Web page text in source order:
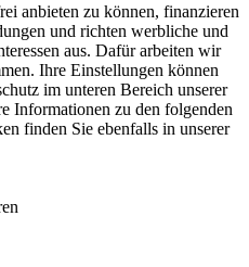
anbieten zu können, finanzieren
und richten werbliche und
aus. Dafür arbeiten wir
Ihre Einstellungen können
im unteren Bereich unserer
Informationen zu den folgenden
finden Sie ebenfalls in unserer